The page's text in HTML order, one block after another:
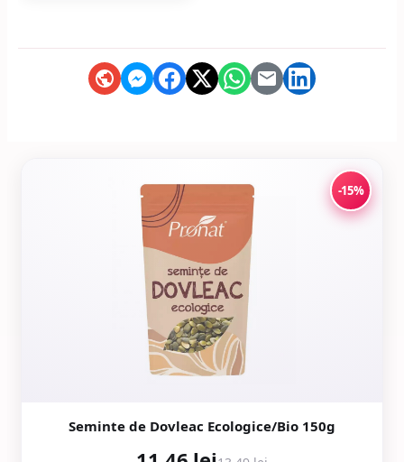
-15%
Seminte de Dovleac Ecologice/Bio 150g